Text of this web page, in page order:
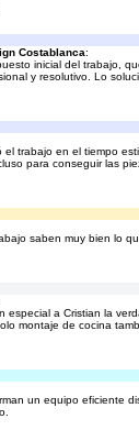
Costablanca:
inicial del trabajo,
y resolutivo. Lo
el trabajo en el tiempo
para conseguir las
saben muy bien lo
especial a Cristian la
montaje de cocina
un equipo eficiente